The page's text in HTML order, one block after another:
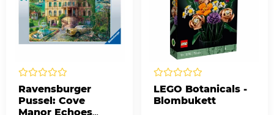
Ravensburger
Pussel: Cove
Manor Echoes
LEGO Botanicals -
Blombukett